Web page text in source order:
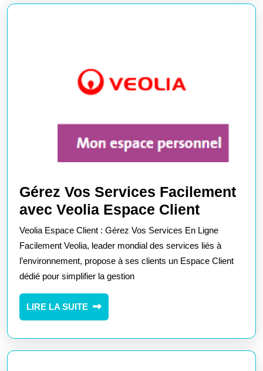
Gérez Vos Services Facilement
avec Veolia Espace ClientGérez
Vos
Services
Veolia Espace Client : Gérez Vos Services En Ligne
Facilement Veolia, leader mondial des services liés à
l’environnement, propose à ses clients un Espace Client
dédié pour simplifier la gestion
LIRE LA SUITE
LIRE
LA